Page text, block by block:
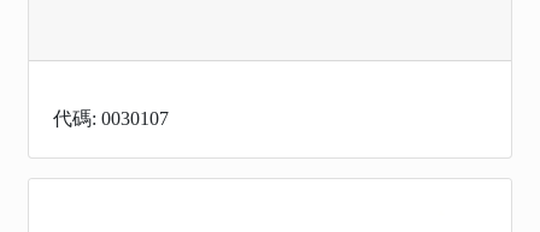
代碼: 0030107